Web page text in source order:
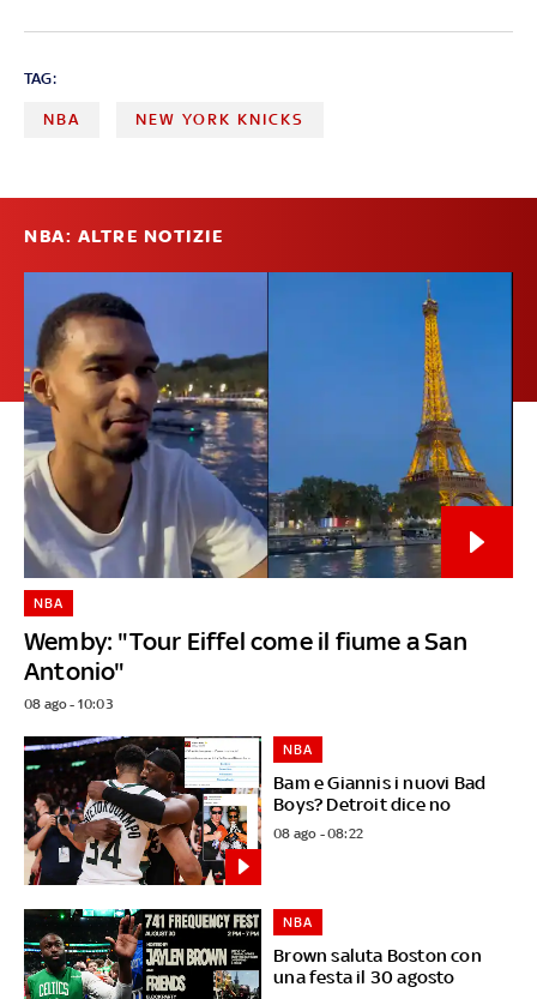
TAG:
NBA NEW YORK KNICKS
NBA: ALTRE NOTIZIE
Wemby: "Tour Eiffel come il fiume a San
Antonio"
NBA
08 ago - 10:03
Bam e Giannis i nuovi Bad
Boys? Detroit dice no
NBA
08 ago - 08:22
Brown saluta Boston con
una festa il 30 agosto
NBA